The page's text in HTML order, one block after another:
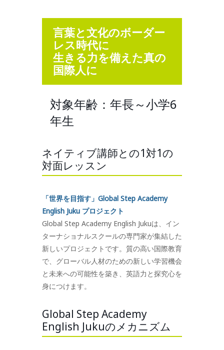
言葉と文化のボーダー
レス時代に
生きる力を備えた真の
国際人に
対象年齢：年長～小学6
年生
ネイティブ講師との1対1の
対面レッスン
「世界を目指す」Global Step Academy
English Juku プロジェクト
Global Step Academy English Jukuは、イン
ターナショナルスクールの専門家が集結した
新しいプロジェクトです。質の高い国際教育
で、グローバル人材のための新しい学習機会
と未来への可能性を築き、英語力と探究心を
身につけます。
Global Step Academy
English Jukuのメカニズム